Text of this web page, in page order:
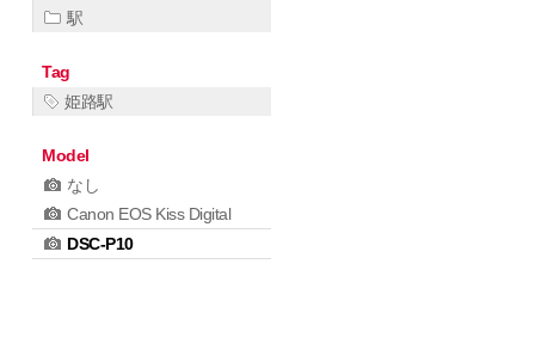
駅
Tag
姫路駅
Model
なし
Canon EOS Kiss Digital
DSC-P10